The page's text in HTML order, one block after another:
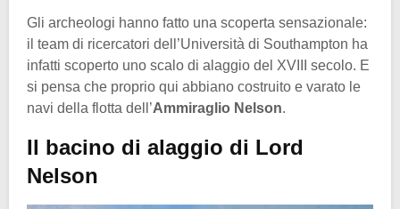
Gli archeologi hanno fatto una scoperta sensazionale:
il team di ricercatori dell’Università di Southampton ha
infatti scoperto uno scalo di alaggio del XVIII secolo. E
si pensa che proprio qui abbiano costruito e varato le
navi della flotta dell’Ammiraglio Nelson.
Il bacino di alaggio di Lord
Nelson